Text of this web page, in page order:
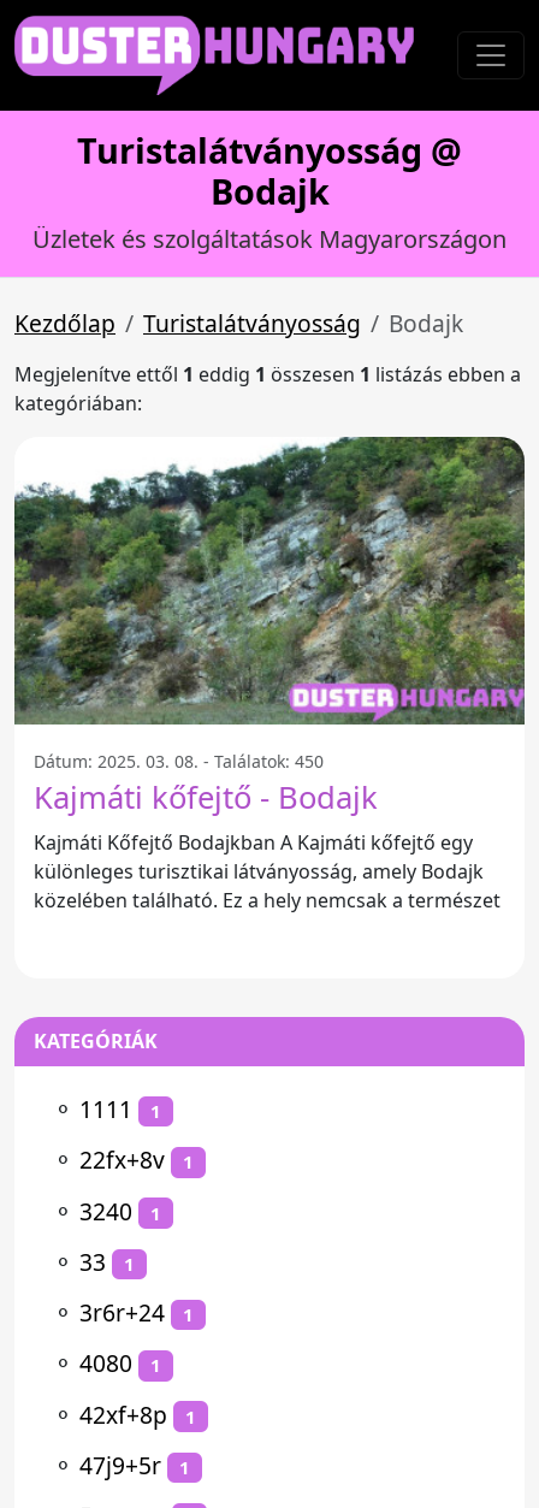
Turistalátványosság @
Bodajk
Üzletek és szolgáltatások Magyarországon
Kezdőlap Turistalátványosság Bodajk
Megjelenítve ettől 1 eddig 1 összesen 1 listázás ebben a
kategóriában:
Dátum: 2025. 03. 08. - Találatok: 450
Kajmáti kőfejtő - Bodajk
Kajmáti Kőfejtő Bodajkban A Kajmáti kőfejtő egy
különleges turisztikai látványosság, amely Bodajk
közelében található. Ez a hely nemcsak a természet
KATEGÓRIÁK
⚬ 1111 1
⚬ 22fx+8v 1
⚬ 3240 1
⚬ 33 1
⚬ 3r6r+24 1
⚬ 4080 1
⚬ 42xf+8p 1
⚬ 47j9+5r 1